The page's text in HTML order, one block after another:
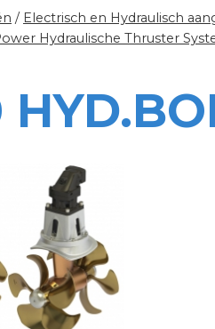
/ Electrisch en Hydraulisch
Hydraulische Thruster